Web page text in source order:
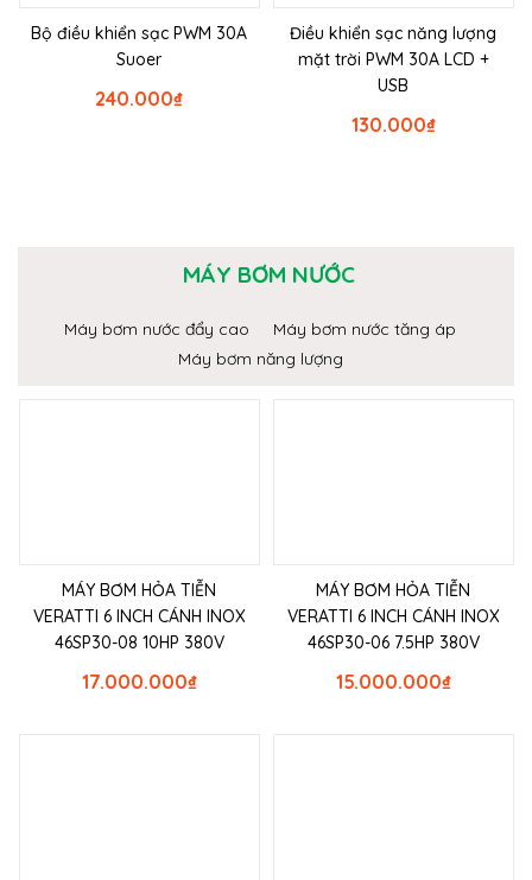
Bộ điều khiển sạc PWM 30A
Suoer
₫
240.000
Điều khiển sạc năng lượng
mặt trời PWM 30A LCD +
USB
₫
130.000
MÁY BƠM NƯỚC
Máy bơm nước đẩy cao
Máy bơm nước tăng áp
Máy bơm năng lượng
MÁY BƠM HỎA TIỄN
VERATTI 6 INCH CÁNH INOX
46SP30-08 10HP 380V
₫
17.000.000
MÁY BƠM HỎA TIỄN
VERATTI 6 INCH CÁNH INOX
46SP30-06 7.5HP 380V
₫
15.000.000